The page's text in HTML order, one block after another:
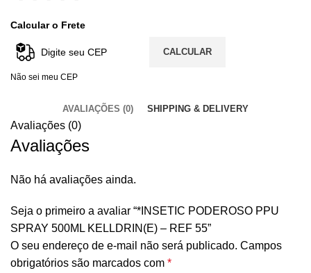
Calcular o Frete
CALCULAR
Não sei meu CEP
AVALIAÇÕES (0) SHIPPING & DELIVERY
Avaliações (0)
Avaliações
Não há avaliações ainda.
Seja o primeiro a avaliar “*INSETIC PODEROSO PPU
SPRAY 500ML KELLDRIN(E) – REF 55”
O seu endereço de e-mail não será publicado. Campos
obrigatórios são marcados com *